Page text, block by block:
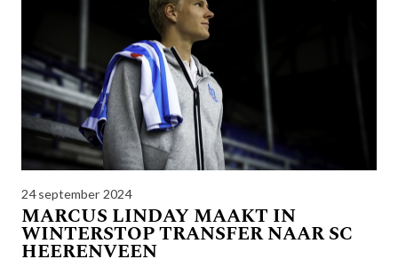
24 september 2024
MARCUS LINDAY MAAKT IN
WINTERSTOP TRANSFER NAAR SC
HEERENVEEN